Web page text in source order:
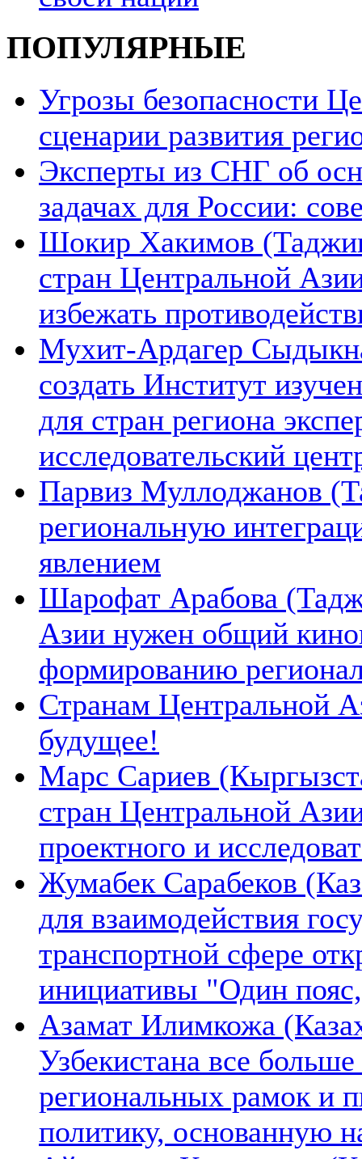
ПОПУЛЯРНЫЕ
Угрозы безопасности
сценарии развития
Эксперты из СНГ об
задачах для России:
Шокир Хакимов
стран Центральной
избежать
Мухит-Ардагер
создать Институт
для стран региона
исследовательский
Парвиз Муллоджанов
региональную
явлением
Шарофат Арабова
Азии нужен общий
формированию
Странам Центральной
будущее!
Марс Сариев
стран Центральной
проектного и
Жумабек Сарабеков
для взаимодействия
транспортной сфере
инициативы "Один
Азамат Илимкожа
Узбекистана все
региональных рамок и
политику, основанную